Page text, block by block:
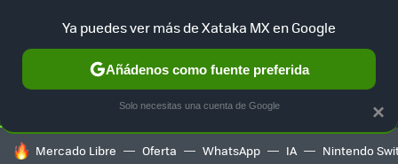
SELECCIÓN GAMING HOME AUTO TERRITORIO
HOY SE HABLA DE
Mercado Libre Oferta WhatsApp IA Nintendo
×
Ya puedes ver más de Xataka MX en Google
Añádenos como fuente preferida
Solo necesitas una cuenta de Google